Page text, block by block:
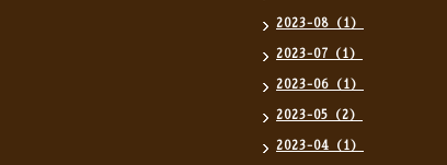
2023-08（1）
2023-07（1）
2023-06（1）
2023-05（2）
2023-04（1）